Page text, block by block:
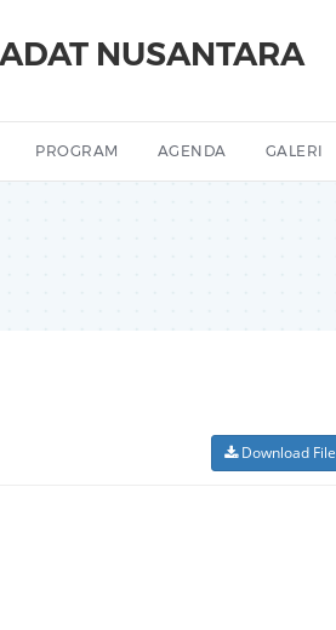
NUSANTARA
PROGRAM AGENDA GALERI
Download File